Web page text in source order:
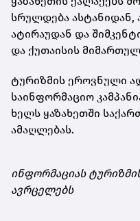
სრულდება ასტანიდან,
ატირაუდან და
და ქუთაისის
ტურიზმის ეროვნული
საინფორმაციო
ხელს ყაზახეთში
ამაღლებას.
ინფორმაციას
ავრცელებს